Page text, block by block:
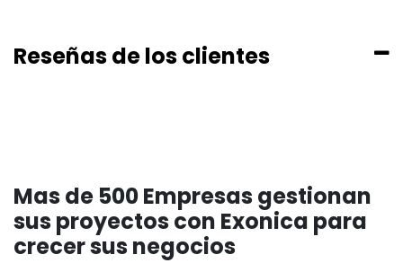
Reseñas de los clientes
Mas de 500 Empresas gestionan
sus proyectos con Exonica para
crecer sus negocios